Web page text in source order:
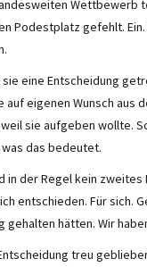
Wettbewerb
Podestplatz gefehlt.
sie eine Entscheidung
auf eigenen Wunsch aus
sie aufgeben wollte.
das bedeutet.
in der Regel kein
entschieden. Für sich.
gehalten hätten. Wir
treu